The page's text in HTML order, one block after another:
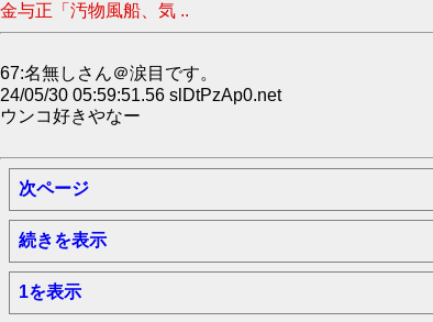
金与正「汚物風船、気 ..
67:名無しさん＠涙目です。
24/05/30 05:59:51.56 slDtPzAp0.net
ウンコ好きやなー
次ページ
続きを表示
1を表示